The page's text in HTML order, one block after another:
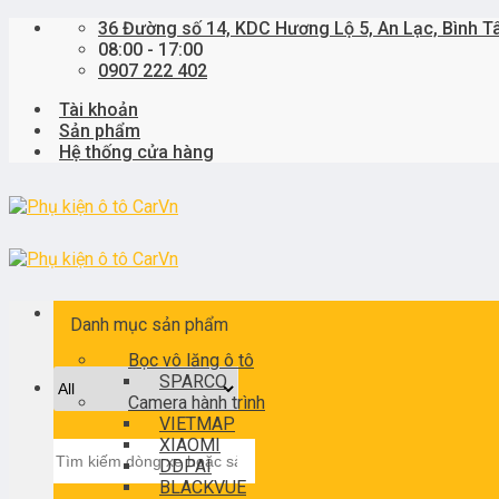
Skip
36 Đường số 14, KDC Hương Lộ 5, An Lạc, Bình
08:00 - 17:00
0907 222 402
Tài khoản
Sản phẩm
Hệ thống cửa hàng
kiếm:
Danh mục sản phẩm
Bọc vô lăng ô tô
SPARCO
Camera hành trình
VIETMAP
XIAOMI
DDPAI
BLACKVUE